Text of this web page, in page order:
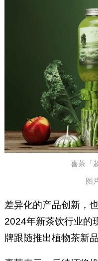
喜茶「
图
差异化的产品创新，
2024年新茶饮行业的
牌跟随推出植物茶新品